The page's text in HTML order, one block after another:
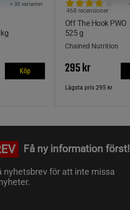
+ 30 varianter
Köp
Off The Hook PWO
525 g
468 recensioner
Chained Nutrition
295 kr
Lägsta pris 295 kr
Få ny information först!
nyhetsbrev för att inte missa